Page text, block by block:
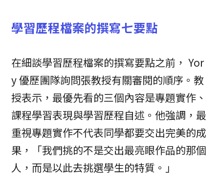
學習歷程檔案的撰寫七要點
在細談學習歷程檔案的撰寫要點之前， Yor
y 優歷團隊詢問張教授有關審閱的順序。教
授表示，最優先看的三個內容是專題實作、
課程學習表現與學習歷程自述。他強調，最
重視專題實作不代表同學都要交出完美的成
果，「我們挑的不是交出最亮眼作品的那個
人，而是以此去挑選學生的特質。」